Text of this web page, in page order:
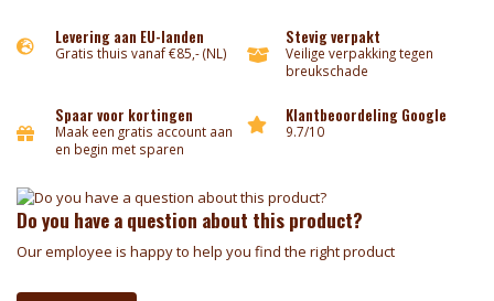
Levering aan EU-landen
Gratis thuis vanaf €85,- (NL)
Stevig verpakt
Veilige verpakking tegen
breukschade
Spaar voor kortingen
Maak een gratis account aan
en begin met sparen
Klantbeoordeling Google
9.7/10
Do you have a question about this product?
Our employee is happy to help you find the right product